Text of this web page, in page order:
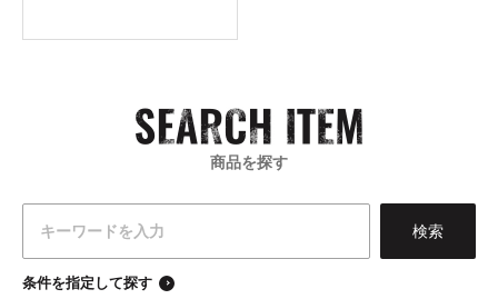
商品を探す
条件を指定して探す